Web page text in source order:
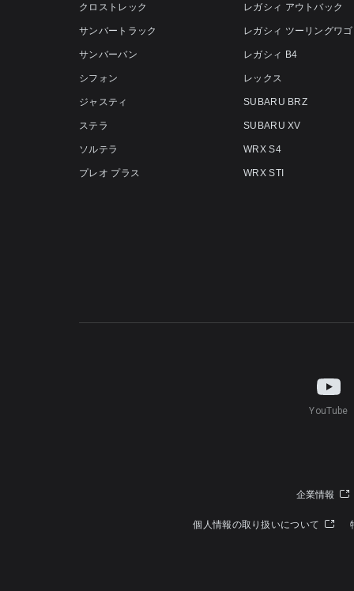
クロストレック
サンバートラック
サンバーバン
シフォン
ジャスティ
ステラ
ソルテラ
プレオ プラス
レガシィ アウトバック
レガシィ ツーリングワ
レガシィ B4
レックス
SUBARU BRZ
SUBARU XV
WRX S4
WRX STI
YouTube
企業情報
個人情報の取り扱いについて